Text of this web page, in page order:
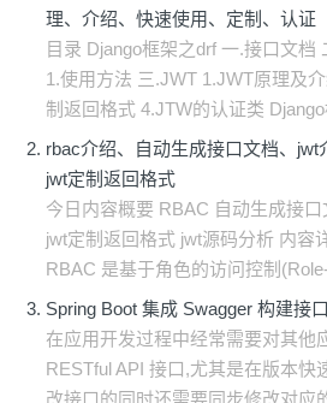
理、介绍、快速使用、定制、认证
目录 Django框架之drf 一.接口文档
1.使用方法 三.JWT 1.JWT原理及
制返回格式 4.JTW的认证类
rbac介绍、自动生成接口文档、jwt
jwt定制返回格式
今日内容概要 RBAC 自动生成接
jwt定制返回格式 jwt源码分析 内容
RBAC 是基于角色的访问控制
Spring Boot 集成 Swagger 构建接
在应用开发过程中经常需要对其他
RESTful API 接口,尤其是在版本快
改接口的同时还需要同步修改对应